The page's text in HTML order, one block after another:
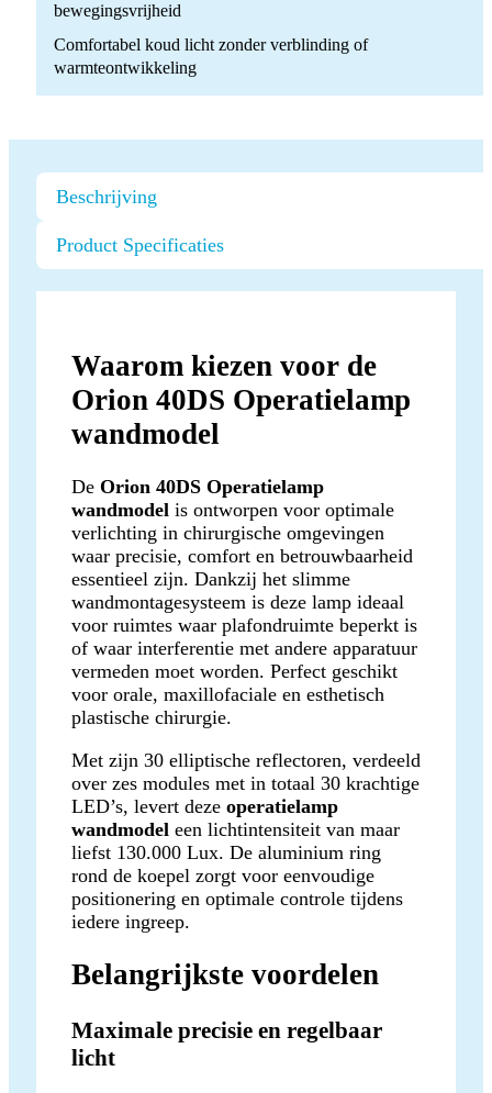
bewegingsvrijheid
Comfortabel koud licht zonder verblinding of
warmteontwikkeling
Beschrijving
Product Specificaties
Waarom kiezen voor de
Orion 40DS Operatielamp
wandmodel
De Orion 40DS Operatielamp
wandmodel is ontworpen voor optimale
verlichting in chirurgische omgevingen
waar precisie, comfort en betrouwbaarheid
essentieel zijn. Dankzij het slimme
wandmontagesysteem is deze lamp ideaal
voor ruimtes waar plafondruimte beperkt is
of waar interferentie met andere apparatuur
vermeden moet worden. Perfect geschikt
voor orale, maxillofaciale en esthetisch
plastische chirurgie.
Met zijn 30 elliptische reflectoren, verdeeld
over zes modules met in totaal 30 krachtige
LED’s, levert deze operatielamp
wandmodel een lichtintensiteit van maar
liefst 130.000 Lux. De aluminium ring
rond de koepel zorgt voor eenvoudige
positionering en optimale controle tijdens
iedere ingreep.
Belangrijkste voordelen
Maximale precisie en regelbaar
licht